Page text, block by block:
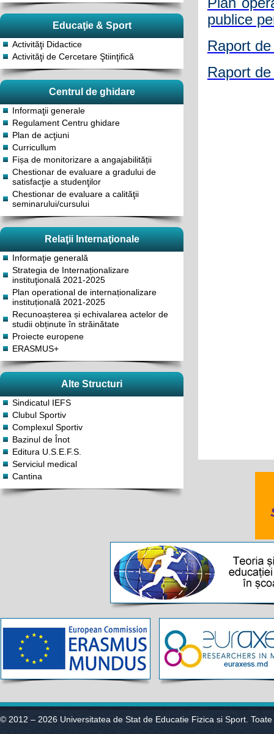
Educaţie & Sport
Activităţi Didactice
Activităţi de Cercetare Ştiinţifică
Centrul de ghidare
Informaţii generale
Regulament Centru ghidare
Plan de acţiuni
Curricullum
Fișa de monitorizare a angajabilității
Chestionar de evaluare a gradului de
satisfacţie a studenţilor
Chestionar de evaluare a calităţii
seminarului/cursului
Relaţii Internaţionale
Informaţie generală
Strategia de Internaționalizare
instituţională 2021-2025
Plan operational de internaționalizare
instituțională 2021-2025
Recunoașterea și echivalarea actelor de
studii obținute în străinătate
Proiecte europene
ERASMUS+
Alte Structuri
Sindicatul IEFS
Clubul Sportiv
Complexul Sportiv
Bazinul de Înot
Editura U.S.E.F.S.
Serviciul medical
Cantina
publice
Raport
Raport
© 2012 – 2026 Universitatea de Stat de Educatie Fizica si Sport.